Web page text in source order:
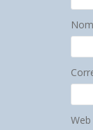
Web